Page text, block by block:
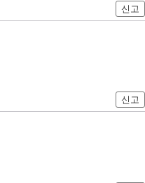
신고
신고